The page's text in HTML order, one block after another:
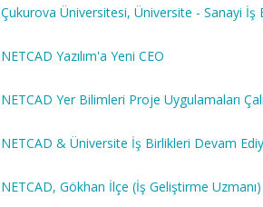
Çukurova Üniversitesi, Üniversite - Sanayi İş
NETCAD Yazılım'a Yeni CEO
NETCAD Yer Bilimleri Proje Uygulamaları
NETCAD & Üniversite İş Birlikleri Devam
NETCAD, Gökhan İlçe (İş Geliştirme Uzmanı)